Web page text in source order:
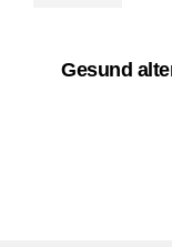
Gesund